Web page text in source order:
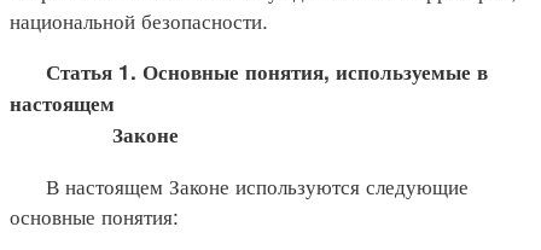
национальной безопасности.
Статья 1. Основные понятия, используемые в
настоящем
Законе
В настоящем Законе используются следующие
основные понятия: